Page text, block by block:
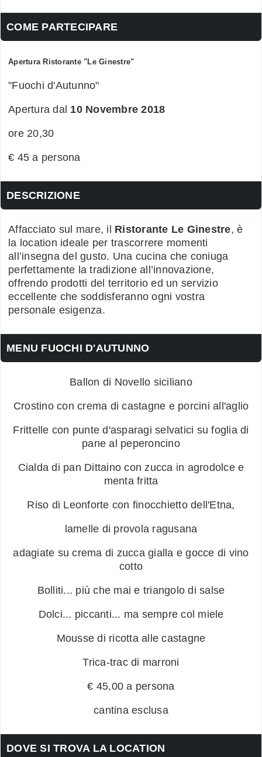
COME PARTECIPARE
Apertura Ristorante "Le Ginestre"
"Fuochi d'Autunno"
Apertura dal 10 Novembre 2018
ore 20,30
€ 45 a persona
DESCRIZIONE
Affacciato sul mare, il Ristorante Le Ginestre, è
la location ideale per trascorrere momenti
all’insegna del gusto. Una cucina che coniuga
perfettamente la tradizione all’innovazione,
offrendo prodotti del territorio ed un servizio
eccellente che soddisferanno ogni vostra
personale esigenza.
MENU FUOCHI D'AUTUNNO
Ballon di Novello siciliano
Crostino con crema di castagne e porcini all'aglio
Frittelle con punte d'asparagi selvatici su foglia di
pane al peperoncino
Cialda di pan Dittaino con zucca in agrodolce e
menta fritta
Riso di Leonforte con finocchietto dell'Etna,
lamelle di provola ragusana
adagiate su crema di zucca gialla e gocce di vino
cotto
Bolliti... più che mai e triangolo di salse
Dolci... piccanti... ma sempre col miele
Mousse di ricotta alle castagne
Trica-trac di marroni
€ 45,00 a persona
cantina esclusa
DOVE SI TROVA LA LOCATION